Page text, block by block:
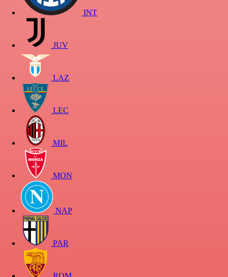
INT
JUV
LAZ
LEC
MIL
MON
NAP
PAR